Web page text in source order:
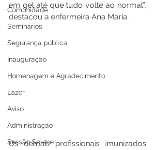
Comunidade
Seminários
Segurança pública
Inauguração
Homenagem e Agradecimento
Lazer
Aviso
Administração
Sessão Solene
em gel até que tudo volte ao normal”,
destacou a enfermeira Ana Maria.
Os demais profissionais imunizados